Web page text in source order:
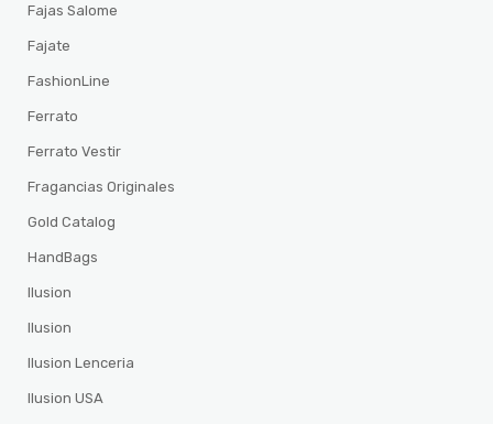
Fajas Salome
Fajate
FashionLine
Ferrato
Ferrato Vestir
Fragancias Originales
Gold Catalog
HandBags
Ilusion
Ilusion
Ilusion Lenceria
Ilusion USA